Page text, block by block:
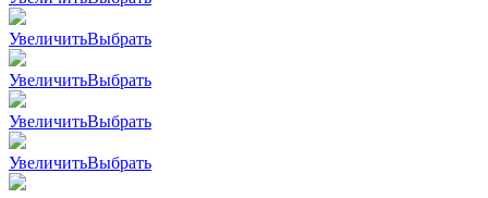
УвеличитьВыбрать
УвеличитьВыбрать
УвеличитьВыбрать
УвеличитьВыбрать